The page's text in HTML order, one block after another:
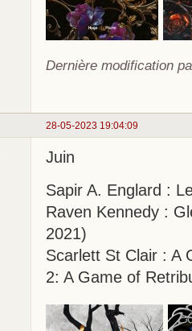
Dernière modification
28-05-2023 19:04:09
Juin
Sapir A. Englard :
Raven Kennedy :
2021)
Scarlett St Clair : A
2: A Game of